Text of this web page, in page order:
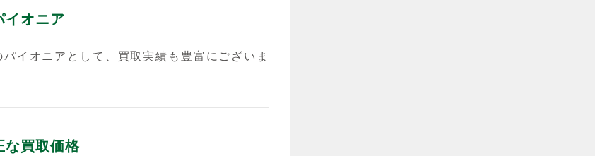
イオニア
イオニアとして、買取実績も豊富にございま
な買取価格